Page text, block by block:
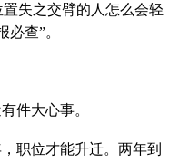
失之交臂的人怎么会轻
查”。
件大心事。
职位才能升迁。两年到